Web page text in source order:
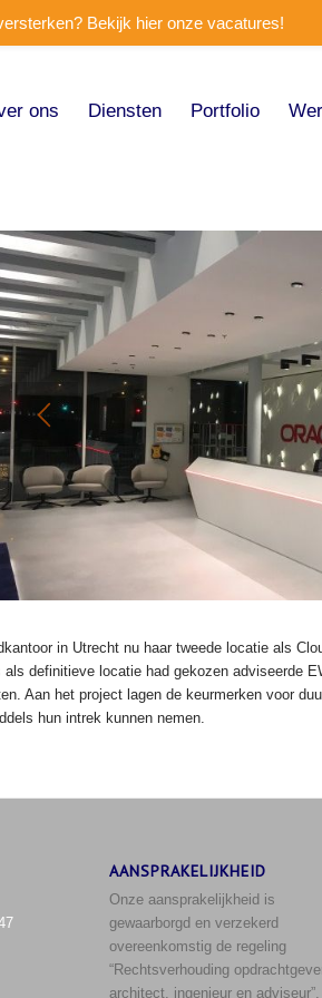
ons Diensten Portfolio
in Utrecht nu haar tweede locatie als
definitieve locatie had gekozen adviseerde
Aan het project lagen de keurmerken voor
hun intrek kunnen nemen.
AANSPRAKELIJKHEID
Onze aansprakelijkheid is
gewaarborgd en verzekerd
overeenkomstig de regeling
“Rechtsverhouding
architect, ingenieur en adviseur”,
Bekijk hier onze vacatures!